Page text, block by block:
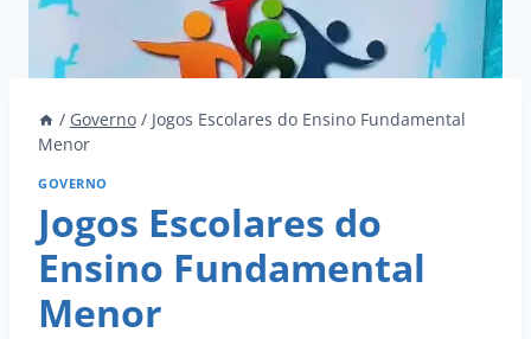
/ Governo / Jogos Escolares do Ensino Fundamental
Menor
GOVERNO
Jogos Escolares do
Ensino Fundamental
Menor